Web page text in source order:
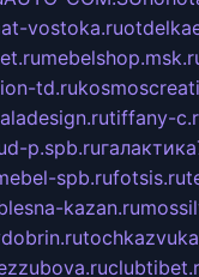
vostoka.ru
td.ru
tiffany-
d-p.spb.ru
spb.rufotsis.ru
kazan.ru